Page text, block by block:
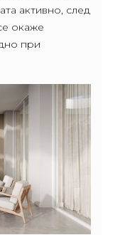
активно, след
окаже
при